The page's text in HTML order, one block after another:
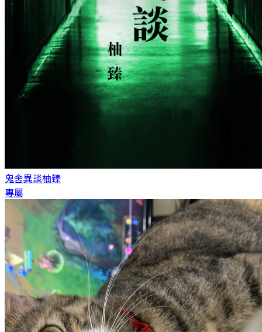
鬼舍異談柚臻
專屬